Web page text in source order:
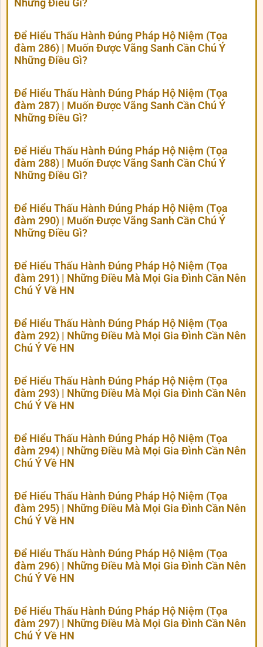
Những Điều Gì?
Để Hiểu Thấu Hành Đúng Pháp Hộ Niệm (Tọa
đàm 286) | Muốn Được Vãng Sanh Cần Chú Ý
Những Điều Gì?
Để Hiểu Thấu Hành Đúng Pháp Hộ Niệm (Tọa
đàm 287) | Muốn Được Vãng Sanh Cần Chú Ý
Những Điều Gì?
Để Hiểu Thấu Hành Đúng Pháp Hộ Niệm (Tọa
đàm 288) | Muốn Được Vãng Sanh Cần Chú Ý
Những Điều Gì?
Để Hiểu Thấu Hành Đúng Pháp Hộ Niệm (Tọa
đàm 290) | Muốn Được Vãng Sanh Cần Chú Ý
Những Điều Gì?
Để Hiểu Thấu Hành Đúng Pháp Hộ Niệm (Tọa
đàm 291) | Những Điều Mà Mọi Gia Đình Cần Nên
Chú Ý Về HN
Để Hiểu Thấu Hành Đúng Pháp Hộ Niệm (Tọa
đàm 292) | Những Điều Mà Mọi Gia Đình Cần Nên
Chú Ý Về HN
Để Hiểu Thấu Hành Đúng Pháp Hộ Niệm (Tọa
đàm 293) | Những Điều Mà Mọi Gia Đình Cần Nên
Chú Ý Về HN
Để Hiểu Thấu Hành Đúng Pháp Hộ Niệm (Tọa
đàm 294) | Những Điều Mà Mọi Gia Đình Cần Nên
Chú Ý Về HN
Để Hiểu Thấu Hành Đúng Pháp Hộ Niệm (Tọa
đàm 295) | Những Điều Mà Mọi Gia Đình Cần Nên
Chú Ý Về HN
Để Hiểu Thấu Hành Đúng Pháp Hộ Niệm (Tọa
đàm 296) | Những Điều Mà Mọi Gia Đình Cần Nên
Chú Ý Về HN
Để Hiểu Thấu Hành Đúng Pháp Hộ Niệm (Tọa
đàm 297) | Những Điều Mà Mọi Gia Đình Cần Nên
Chú Ý Về HN